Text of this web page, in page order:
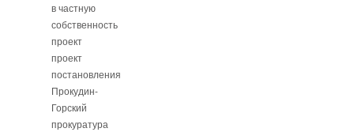
в частную
собственность
проект
проект
постановления
Прокудин-
Горский
прокуратура